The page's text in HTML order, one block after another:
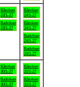
Båtviken
23/1-27
Badviken
23/1-27
Båtviken
24/1-27
Båtviken
24/1-27
Badviken
24/1-27
Badviken
24/1-27
Båtviken
30/1-27
Badviken
30/1-27
Båtviken
31/1-27
Båtviken
31/1-27